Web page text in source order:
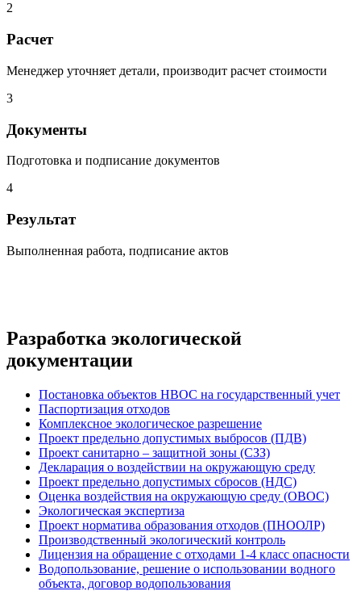
2
Расчет
Менеджер уточняет детали, производит расчет стоимости
3
Документы
Подготовка и подписание документов
4
Результат
Выполненная работа, подписание актов
Разработка экологической
документации
Постановка объектов НВОС на государственный учет
Паспортизация отходов
Комплексное экологическое разрешение
Проект предельно допустимых выбросов (ПДВ)
Проект санитарно – защитной зоны (СЗЗ)
Декларация о воздействии на окружающую среду
Проект предельно допустимых сбросов (НДС)
Оценка воздействия на окружающую среду (ОВОС)
Экологическая экспертиза
Проект норматива образования отходов (ПНООЛР)
Производственный экологический контроль
Лицензия на обращение с отходами 1-4 класс опасности
Водопользование, решение о использовании водного
объекта, договор водопользования